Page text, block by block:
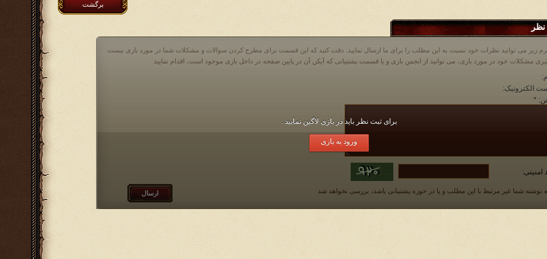
برگشت
نظر
زیر می توانید نظرات خود نسبت به این مطلب را برای ما ارسال نمایید. دقت کنید که این قسمت برای مطرح کردن سوالات و مشکلات شما در مورد بازی نیست
الکترونیک:
*
امنیتی:
نوشته شما غیر مرتبط با این مطلب و یا در حوزه پشتیبانی باشد، بررسی نخواهد شد
برای ثبت نظر باید در بازی لاگین نمایید .
ورود به بازی